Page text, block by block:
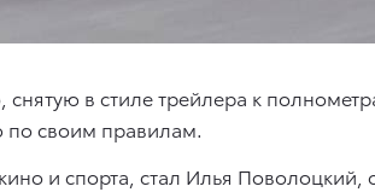
в стиле трейлера к
по своим правилам.
и спорта, стал Илья